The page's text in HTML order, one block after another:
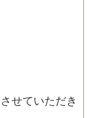
せていただき